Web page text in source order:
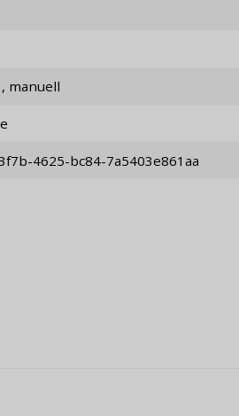
, manuell
3f7b-4625-bc84-7a5403e861aa